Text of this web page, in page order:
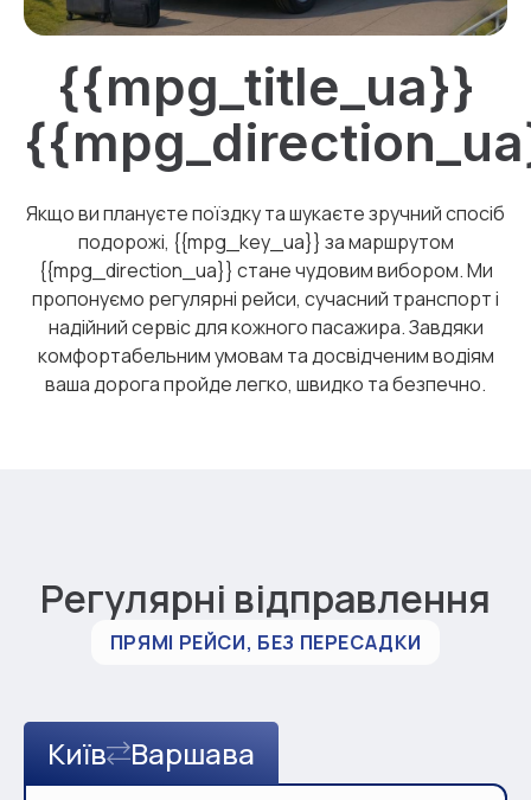
{{mpg_title_ua}}
Якщо ви плануєте поїздку та шукаєте зручний спосіб
подорожі, {{mpg_key_ua}} за маршрутом
{{mpg_direction_ua}} стане чудовим вибором. Ми
пропонуємо регулярні рейси, сучасний транспорт і
надійний сервіс для кожного пасажира. Завдяки
комфортабельним умовам та досвідченим водіям
ваша дорога пройде легко, швидко та безпечно.
Регулярні відправлення
ПРЯМІ РЕЙСИ, БЕЗ ПЕРЕСАДКИ
Київ Варшава